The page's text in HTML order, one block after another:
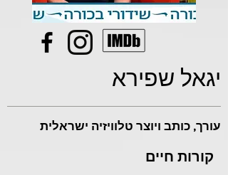
יגאל שפירא
עורך, כותב ויוצר טלוויזיה ישראלית
קורות חיים